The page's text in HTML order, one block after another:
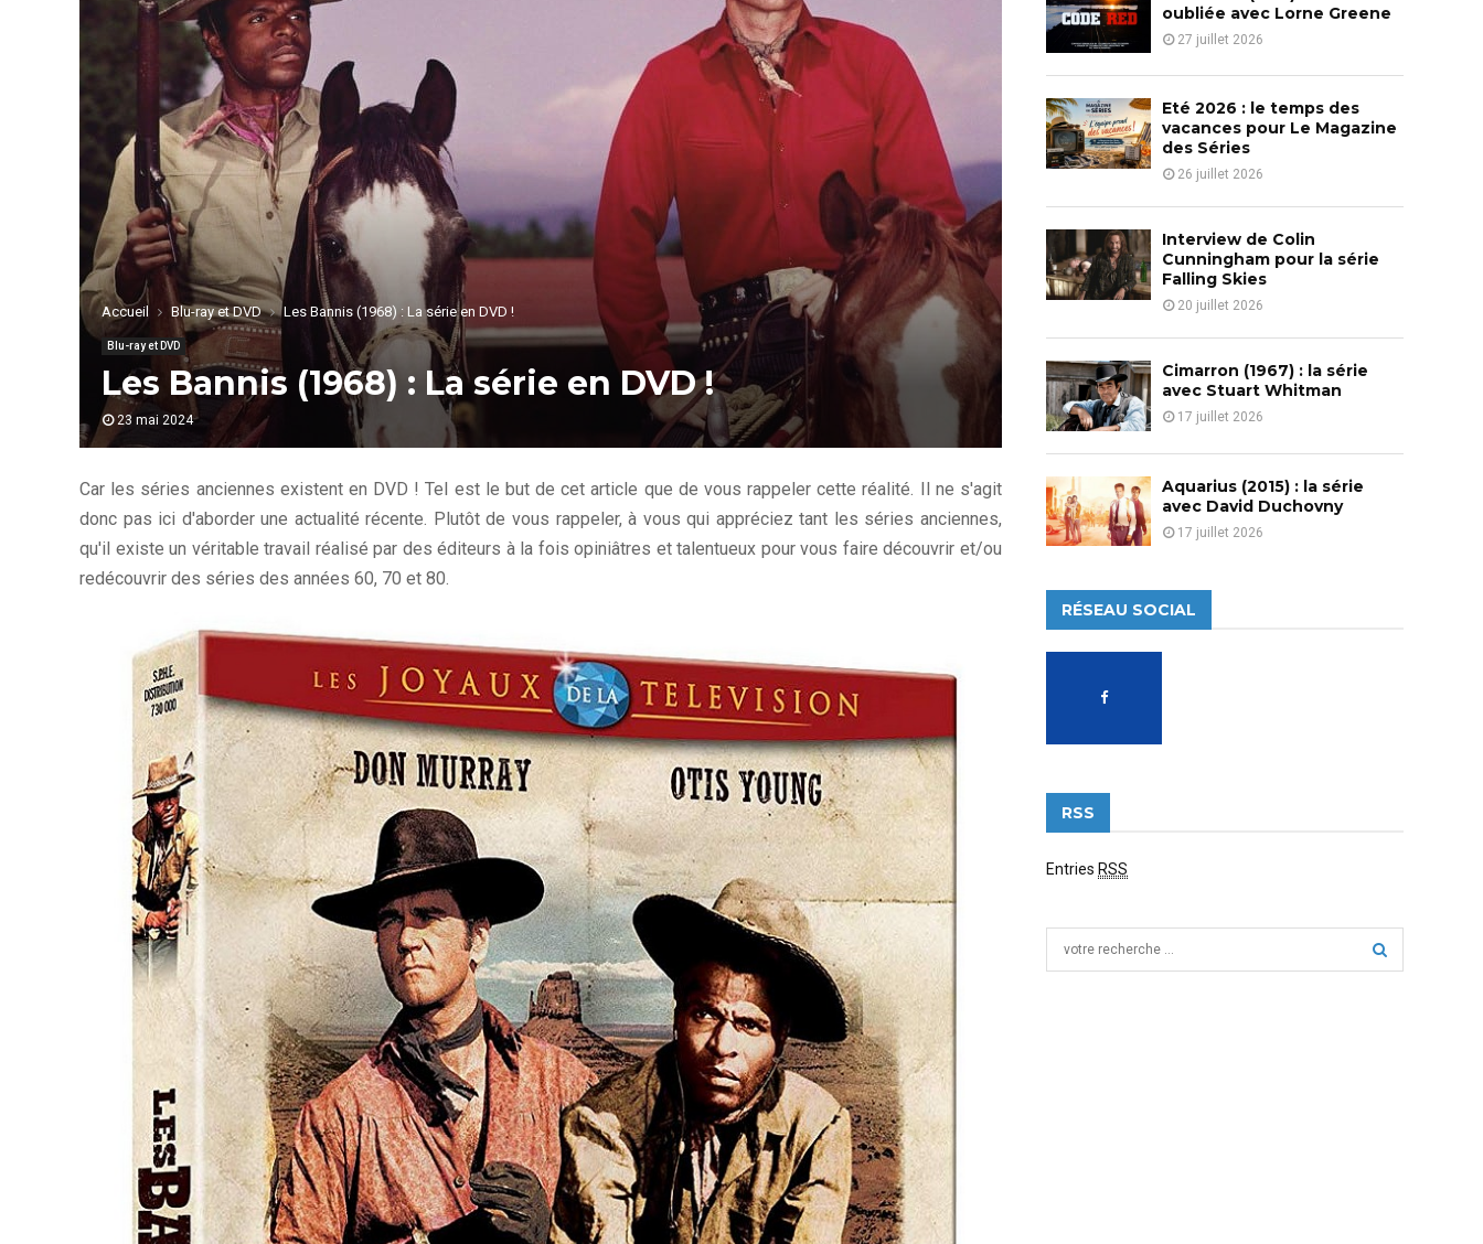
Accueil Blu-ray et DVD Les Bannis (1968) : La série en DVD !
Blu-ray et DVD
Les Bannis (1968) : La série en DVD !
23 mai 2024
Car les séries anciennes existent en DVD ! Tel est le but de cet article que de vous rappeler cette réalité. Il ne s'agit
donc pas ici d'aborder une actualité récente. Plutôt de vous rappeler, à vous qui appréciez tant les séries anciennes,
qu'il existe un véritable travail réalisé par des éditeurs à la fois opiniâtres et talentueux pour vous faire découvrir et/ou
redécouvrir des séries des années 60, 70 et 80.
o
r
:
C
H
oubliée avec Lorne Greene
27 juillet 2026
Eté 2026 : le temps des
vacances pour Le Magazine
des Séries
26 juillet 2026
Interview de Colin
Cunningham pour la série
Falling Skies
20 juillet 2026
Cimarron (1967) : la série
avec Stuart Whitman
17 juillet 2026
Aquarius (2015) : la série
avec David Duchovny
17 juillet 2026
RÉSEAU SOCIAL
RSS
Entries RSS